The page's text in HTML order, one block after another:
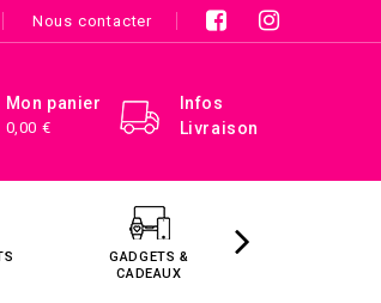
Nous contacter
Infos
Livraison
Mon panier
0,00 €
GADGETS &
CADEAUX